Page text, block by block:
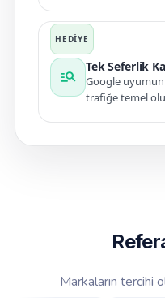
manage_search
Tek Seferlik
Google
trafiğe temel
Markaların tercihi